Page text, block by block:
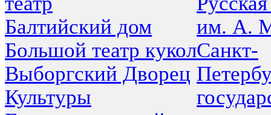
Балтийский дом
Большой театр кукол
Выборгский Дворец
Культуры
им. А.
Санкт-